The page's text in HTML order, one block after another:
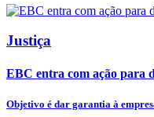
Justiça
EBC entra com ação para
Objetivo é dar garantia à